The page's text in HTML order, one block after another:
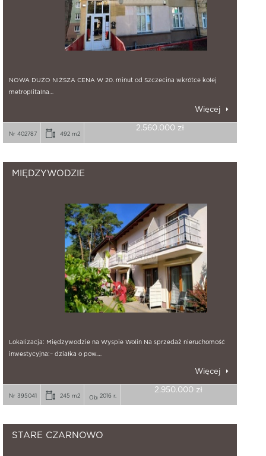
NOWA DUŻO NIŻSZA CENA W 20. minut od Szczecina wkrótce kolej
metroplitalna…
Więcej
Nr 402787 492 m2
2.560.000 zł
MIĘDZYWODZIE
Lokalizacja: Międzywodzie na Wyspie Wolin Na sprzedaż nieruchomość
inwestycyjna:– działka o pow.…
Więcej
Nr 395041 245 m2 2016 r.
2.950.000 zł
STARE CZARNOWO